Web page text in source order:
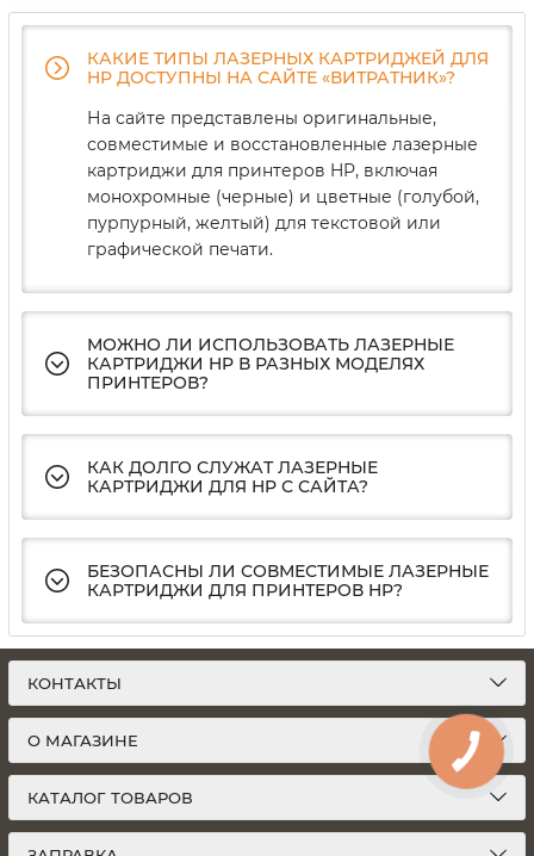
КАКИЕ ТИПЫ ЛАЗЕРНЫХ КАРТРИДЖЕЙ ДЛЯ
HP ДОСТУПНЫ НА САЙТЕ «ВИТРАТНИК»?
На сайте представлены оригинальные,
совместимые и восстановленные лазерные
картриджи для принтеров HP, включая
монохромные (черные) и цветные (голубой,
пурпурный, желтый) для текстовой или
графической печати.
МОЖНО ЛИ ИСПОЛЬЗОВАТЬ ЛАЗЕРНЫЕ
КАРТРИДЖИ HP В РАЗНЫХ МОДЕЛЯХ
ПРИНТЕРОВ?
КАК ДОЛГО СЛУЖАТ ЛАЗЕРНЫЕ
КАРТРИДЖИ ДЛЯ HP С САЙТА?
БЕЗОПАСНЫ ЛИ СОВМЕСТИМЫЕ ЛАЗЕРНЫЕ
КАРТРИДЖИ ДЛЯ ПРИНТЕРОВ HP?
КОНТАКТЫ
О МАГАЗИНЕ
КАТАЛОГ ТОВАРОВ